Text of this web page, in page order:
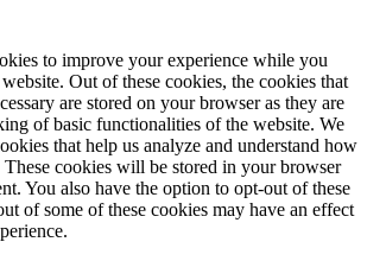
to improve your experience while you
Out of these cookies, the cookies that
are stored on your browser as they are
of basic functionalities of the website. We
that help us analyze and understand how
cookies will be stored in your browser
You also have the option to opt-out of these
of some of these cookies may have an effect